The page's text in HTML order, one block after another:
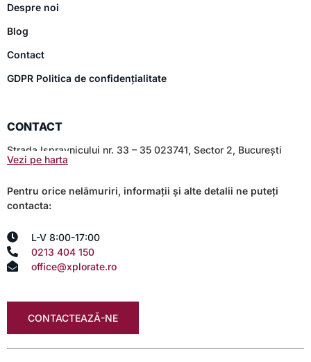
Despre noi
Blog
Contact
GDPR Politica de confidențialitate
CONTACT
Strada Ispravnicului nr. 33 – 35 023741, Sector 2, București
Vezi pe harta
Pentru orice nelămuriri, informații și alte detalii ne puteți
contacta:
L-V 8:00-17:00
0213 404 150
office@xplorate.ro
CONTACTEAZĂ-NE